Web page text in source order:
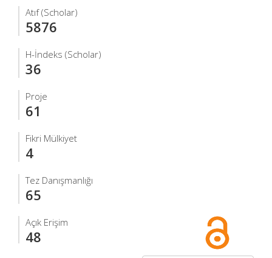
Atıf (Scholar)
5876
H-İndeks (Scholar)
36
Proje
61
Fikri Mülkiyet
4
Tez Danışmanlığı
65
Açık Erişim
48